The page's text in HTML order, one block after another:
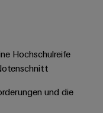
Hochschulreife
und die